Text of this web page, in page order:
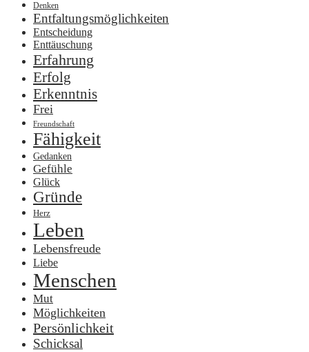
Denken
Entfaltungsmöglichkeiten
Entscheidung
Enttäuschung
Erfahrung
Erfolg
Erkenntnis
Frei
Freundschaft
Fähigkeit
Gedanken
Gefühle
Glück
Gründe
Herz
Leben
Lebensfreude
Liebe
Menschen
Mut
Möglichkeiten
Persönlichkeit
Schicksal